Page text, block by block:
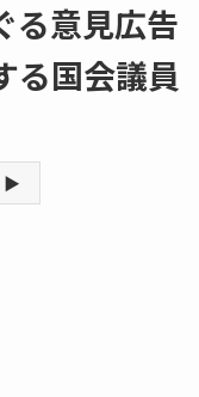
る意見広告
る国会議員
▶